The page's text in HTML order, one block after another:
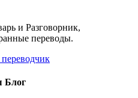
и Разговорник,
переводы.
Блог